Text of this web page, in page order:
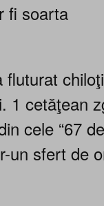
fi soarta
fluturat
1 cetăţean
cele “67
un sfert de